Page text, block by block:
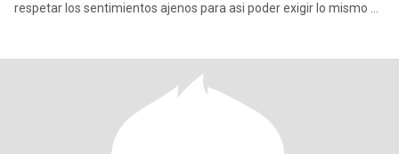
respetar los sentimientos ajenos para asi poder exigir lo mismo de